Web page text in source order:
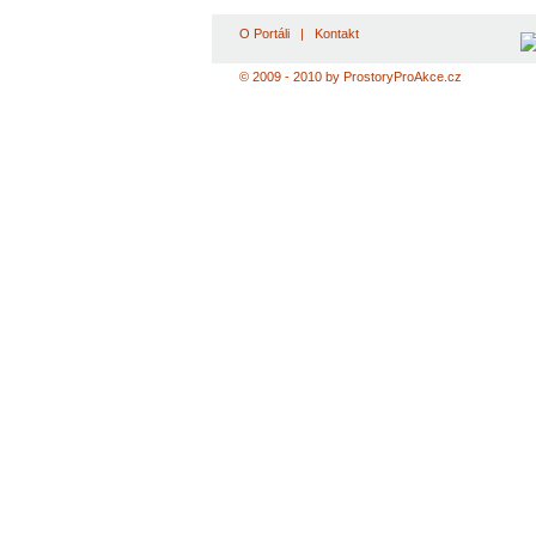
O Portáli| Kontakt
© 2009 - 2010 by ProstoryProAkce.cz